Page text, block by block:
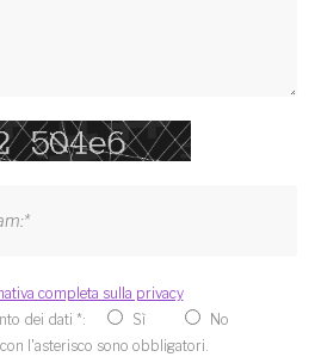
completa sulla privacy
dei dati *:
Sì
No
l'asterisco sono obbligatori.